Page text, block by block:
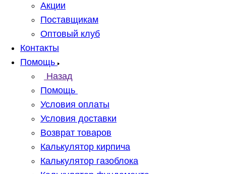
Акции
Поставщикам
Оптовый клуб
Контакты
Помощь
Назад
Помощь
Условия оплаты
Условия доставки
Возврат товаров
Калькулятор кирпича
Калькулятор газоблока